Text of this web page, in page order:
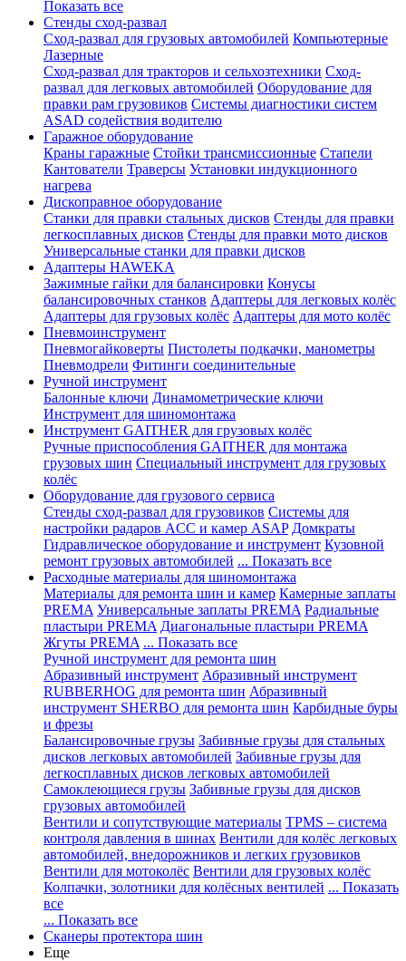
Показать все
Стенды сход-развал
Сход-развал для грузовых автомобилей Компьютерные
Лазерные
Сход-развал для тракторов и сельхозтехники Сход-
развал для легковых автомобилей Оборудование для
правки рам грузовиков Системы диагностики систем
ASAD содействия водителю
Гаражное оборудование
Краны гаражные Стойки трансмиссионные Стапели
Кантователи Траверсы Установки индукционного
нагрева
Дископравное оборудование
Станки для правки стальных дисков Стенды для правки
легкосплавных дисков Стенды для правки мото дисков
Универсальные станки для правки дисков
Адаптеры HAWEKA
Зажимные гайки для балансировки Конусы
балансировочных станков Адаптеры для легковых колёс
Адаптеры для грузовых колёс Адаптеры для мото колёс
Пневмоинструмент
Пневмогайковерты Пистолеты подкачки, манометры
Пневмодрели Фитинги соединительные
Ручной инструмент
Балонные ключи Динамометрические ключи
Инструмент для шиномонтажа
Инструмент GAITHER для грузовых колёс
Ручные приспособления GAITHER для монтажа
грузовых шин Специальный инструмент для грузовых
колёс
Оборудование для грузового сервиса
Стенды сход-развал для грузовиков Системы для
настройки радаров ACC и камер ASAP Домкраты
Гидравлическое оборудование и инструмент Кузовной
ремонт грузовых автомобилей ... Показать все
Расходные материалы для шиномонтажа
Материалы для ремонта шин и камер Камерные заплаты
PREMA Универсальные заплаты PREMA Радиальные
пластыри PREMA Диагональные пластыри PREMA
Жгуты PREMA ... Показать все
Ручной инструмент для ремонта шин
Абразивный инструмент Абразивный инструмент
RUBBERHOG для ремонта шин Абразивный
инструмент SHERBO для ремонта шин Карбидные буры
и фрезы
Балансировочные грузы Забивные грузы для стальных
дисков легковых автомобилей Забивные грузы для
легкосплавных дисков легковых автомобилей
Самоклеющиеся грузы Забивные грузы для дисков
грузовых автомобилей
Вентили и сопутствующие материалы TPMS – система
контроля давления в шинах Вентили для колёс легковых
автомобилей, внедорожников и легких грузовиков
Вентили для мотоколёс Вентили для грузовых колёс
Колпачки, золотники для колёсных вентилей ... Показать
все
... Показать все
Сканеры протектора шин
Еще